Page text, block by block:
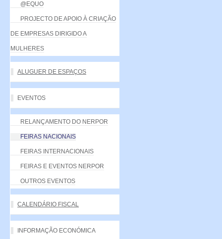
@EQUO
PROJECTO DE APOIO À CRIAÇÃO
DE EMPRESAS DIRIGIDO A
MULHERES
ALUGUER DE ESPAÇOS
EVENTOS
RELANÇAMENTO DO NERPOR
FEIRAS NACIONAIS
FEIRAS INTERNACIONAIS
FEIRAS E EVENTOS NERPOR
OUTROS EVENTOS
CALENDÁRIO FISCAL
INFORMAÇÃO ECONÓMICA